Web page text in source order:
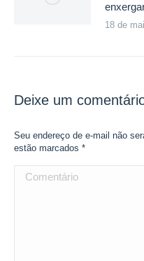
18 de
Deixe um
Seu endereço de e-mail não
estão marcados *
Comentário